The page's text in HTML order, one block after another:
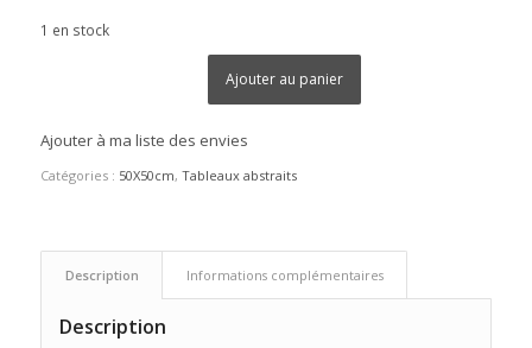
1 en stock
Ajouter au panier
Ajouter à ma liste des envies
Catégories : 50X50cm, Tableaux abstraits
Description Informations complémentaires
Description